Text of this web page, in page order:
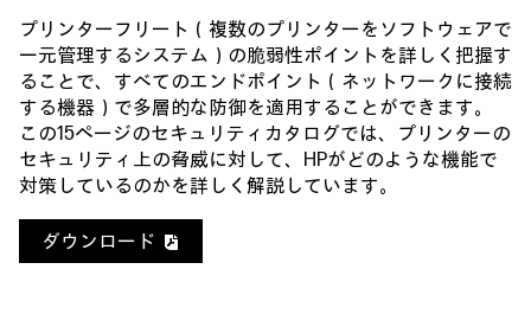
プリンターフリート（複数のプリンターをソフトウェアで
一元管理するシステム）の脆弱性ポイントを詳しく把握す
ることで、すべてのエンドポイント（ネットワークに接続
する機器）で多層的な防御を適用することができます。
この15ページのセキュリティカタログでは、プリンターの
セキュリティ上の脅威に対して、HPがどのような機能で
対策しているのかを詳しく解説しています。
ダウンロード